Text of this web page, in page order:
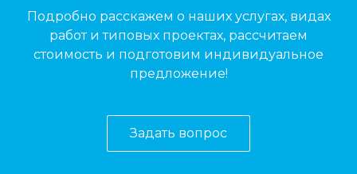
Подробно расскажем о наших услугах, видах
работ и типовых проектах, рассчитаем
стоимость и подготовим индивидуальное
предложение!
Задать вопрос